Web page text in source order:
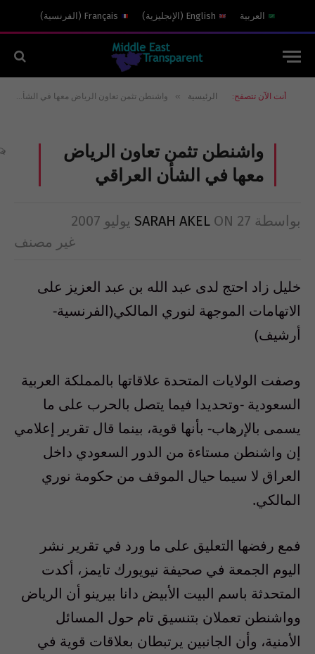
العربية English
( الإنجليزية)
Français
( الفرنسية)
أنت الآن تتصفح: الرئيسية » واشنطن تثمن تعاون الرياض معها في الشأن العراقي
واشنطن تثمن تعاون الرياض
معها في الشأن العراقي
بواسطة SARAH AKEL ON 27 يوليو 2007
غير مصنف
خليل زاد احتج لدى عبد الله بن عبد العزيز على
الاتهامات الموجهة لنوري المالكي(الفرنسية-
أرشيف)
وصفت الولايات المتحدة علاقاتها بالمملكة العربية
السعودية -وتحديدا فيما يتصل بالحرب على ما
يسمى بالإرهاب- بأنها قوية، بينما قال تقرير إعلامي
إن واشنطن مستاءة من الدور السعودي داخل
العراق لا سيما حيال الموقف من حكومة نوري
المالكي.
فمع رفضها التعليق على ما ورد في تقرير نشر
اليوم الجمعة في صحيفة نيويورك تايمز، أكدت
المتحدثة باسم البيت الأبيض دانا بيرينو أن الرياض
وواشنطن تعملان بتنسيق تام حول المسائل
الأمنية، وأن الجانبين يرتبطان بعلاقات قوية في